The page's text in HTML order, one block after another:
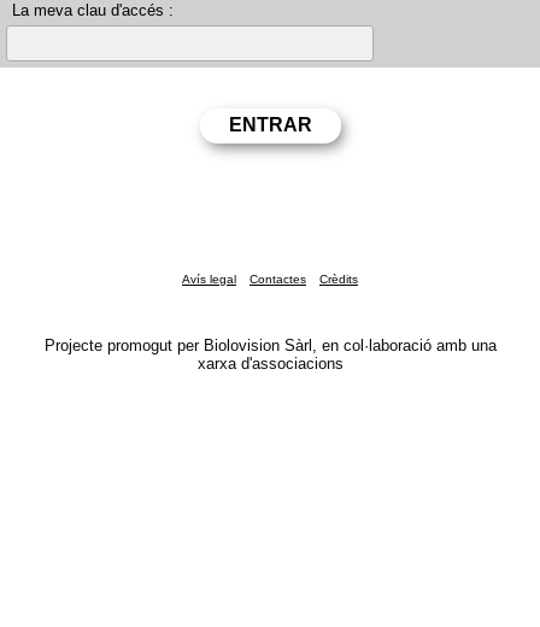
La meva clau d'accés :
Avís legal Contactes Crèdits
Projecte promogut per Biolovision Sàrl, en col·laboració amb una
xarxa d'associacions